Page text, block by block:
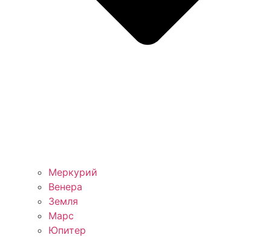
Меркурий
Венера
Земля
Марс
Юпитер